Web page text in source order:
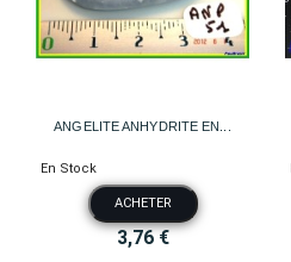
ANGELITE ANHYDRITE EN...
En Stock
ACHETER
3,76 €